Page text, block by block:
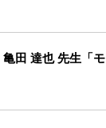
田 達也 先生「